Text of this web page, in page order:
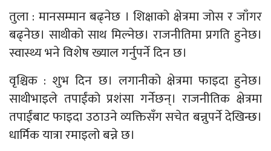
तुला : मानसम्मान बढ्नेछ । शिक्षाको क्षेत्रमा जोस र जाँगर
बढ्नेछ। साथीको साथ मिल्नेछ। राजनीतिमा प्रगति हुनेछ।
स्वास्थ्य भने विशेष ख्याल गर्नुपर्ने दिन छ।
वृश्चिक : शुभ दिन छ। लगानीको क्षेत्रमा फाइदा हुनेछ।
साथीभाइले तपाईंको प्रशंसा गर्नेछन्। राजनीतिक क्षेत्रमा
तपाईंबाट फाइदा उठाउने व्यक्तिसँग सचेत बन्नुपर्ने देखिन्छ।
धार्मिक यात्रा रमाइलो बन्ने छ।